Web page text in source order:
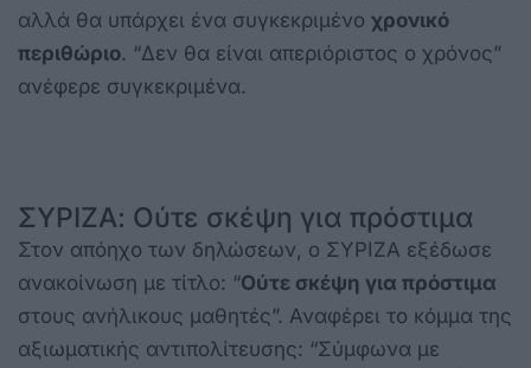
αλλά θα υπάρχει ένα συγκεκριμένο χρονικό
περιθώριο. “Δεν θα είναι απεριόριστος ο χρόνος”
ανέφερε συγκεκριμένα.
ΣΥΡΙΖΑ: Ούτε σκέψη για πρόστιμα
Στον απόηχο των δηλώσεων, ο ΣΥΡΙΖΑ εξέδωσε
ανακοίνωση με τίτλο: “Ούτε σκέψη για πρόστιμα
στους ανήλικους μαθητές”. Αναφέρει το κόμμα της
αξιωματικής αντιπολίτευσης: “Σύμφωνα με